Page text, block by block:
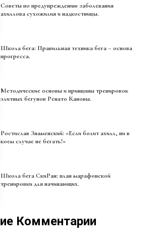
Советы по предупреждению заболевания
ахиллова сухожилия и надкостницы.
Школа бега: Правильная техника бега – основа
прогресса.
Методические основы и принципы тренировок
элитных бегунов Ренато Кановы.
Ростислав Знаменский: «Если болит ахилл, ни в
коем случае не бегать!»
Школа бега СкиРан: план марафонской
тренировки для начинающих.